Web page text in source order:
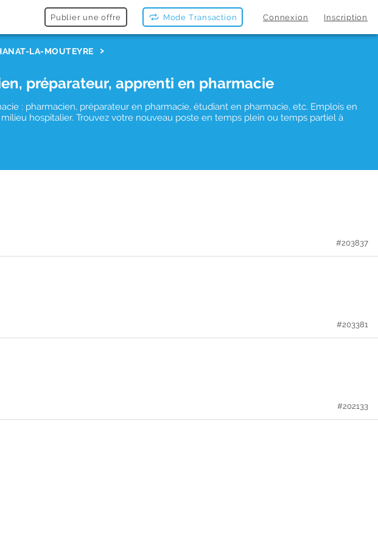
Publier une offre Mode Transaction Connexion Inscription
LA-MOUTEYRE
préparateur, apprenti en pharmacie
: pharmacien, préparateur en pharmacie, étudiant en pharmacie, etc. Emplois en
hospitalier. Trouvez votre nouveau poste en temps plein ou temps partiel à
#203837
#203381
#202133